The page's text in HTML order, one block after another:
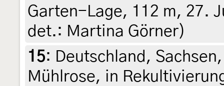
Garten-Lage, 112 m, 27.
det.: Martina Görner)
15: Deutschland,
Mühlrose, in